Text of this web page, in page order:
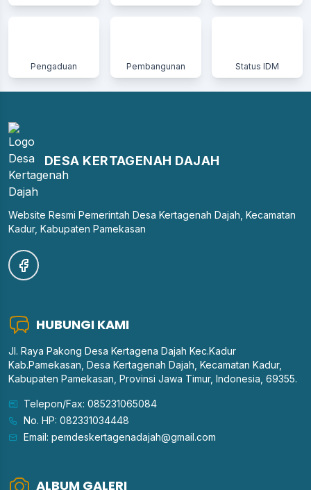
Pengaduan Pembangunan Status IDM
DESA KERTAGENAH DAJAH
Website Resmi Pemerintah Desa Kertagenah Dajah, Kecamatan
Kadur, Kabupaten Pamekasan
HUBUNGI KAMI
Jl. Raya Pakong Desa Kertagena Dajah Kec.Kadur
Kab.Pamekasan, Desa Kertagenah Dajah, Kecamatan Kadur,
Kabupaten Pamekasan, Provinsi Jawa Timur, Indonesia, 69355.
Telepon/Fax: 085231065084
No. HP: 082331034448
Email: pemdeskertagenadajah@gmail.com
ALBUM GALERI